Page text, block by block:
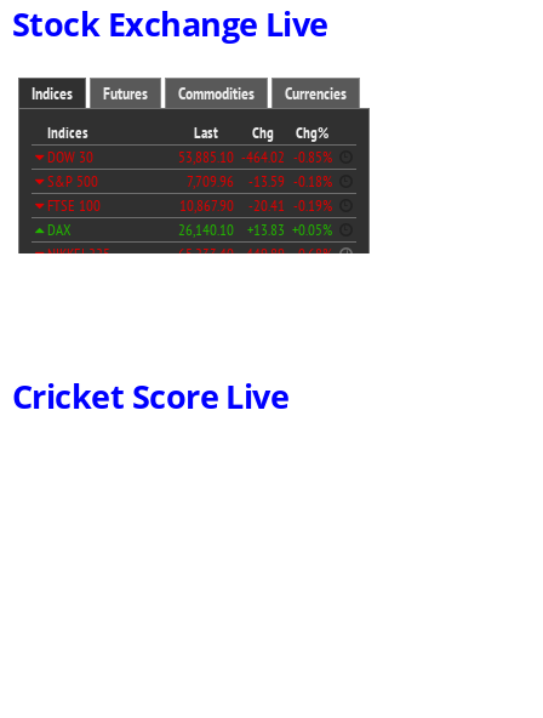
Stock Exchange Live
Cricket Score Live